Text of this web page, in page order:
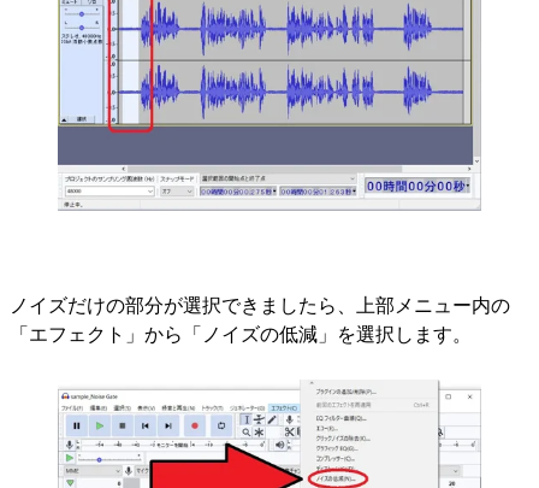
ノイズだけの部分が選択できましたら、上部メニュー内の
「エフェクト」から「ノイズの低減」を選択します。